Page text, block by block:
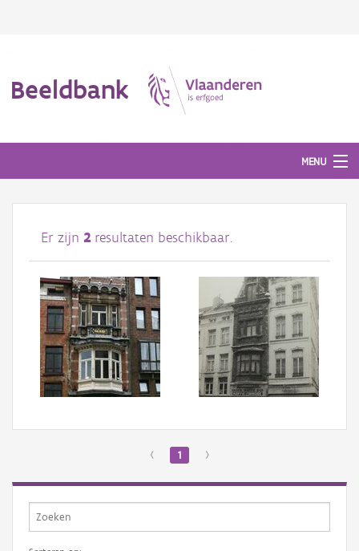
Beeldbank
MENU
Afbeeldingen
#BeeldIndeKijker
Hergebruik
Over ons
Aanmelden
Er zijn 2 resultaten beschikbaar.
‹ 1 ›